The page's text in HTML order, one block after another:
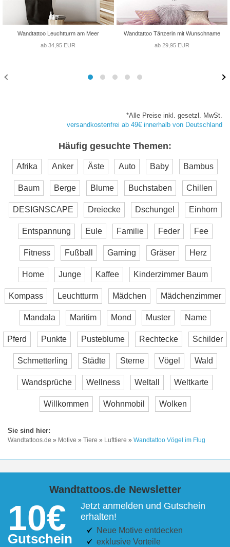
Wandtattoo Leuchtturm am Meer
ab 34,95 EUR
Wandtattoo Tänzerin mit Wunschname
ab 29,95 EUR
*Alle Preise inkl. gesetzl. MwSt.
versandkostenfrei ab 49€ innerhalb von Deutschland
Häufig gesuchte Themen:
Afrika Anker Äste Auto Baby Bambus
Baum Berge Blume Buchstaben Chillen
DESIGNSCAPE Dreiecke Dschungel Einhorn
Entspannung Eule Familie Feder Fee
Fitness Fußball Gaming Gräser Herz
Home Junge Kaffee Kinderzimmer Baum
Kompass Leuchtturm Mädchen Mädchenzimmer
Mandala Maritim Mond Muster Name
Pferd Punkte Pusteblume Rechtecke Schilder
Schmetterling Städte Sterne Vögel Wald
Wandsprüche Wellness Weltall Weltkarte
Willkommen Wohnmobil Wolken
Wandtattoos.de » Motive » Tiere » Lufttiere » Wandtattoo Vögel im Flug
Wandtattoos.de Newsletter
10€
Gutschein
Jetzt anmelden und Gutschein
erhalten!
Neue Motive entdecken
exklusive Vorteile